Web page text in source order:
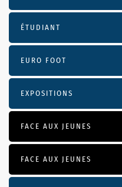
ÉTUDIANT
EURO FOOT
EXPOSITIONS
FACE AUX JEUNES
FACE AUX JEUNES